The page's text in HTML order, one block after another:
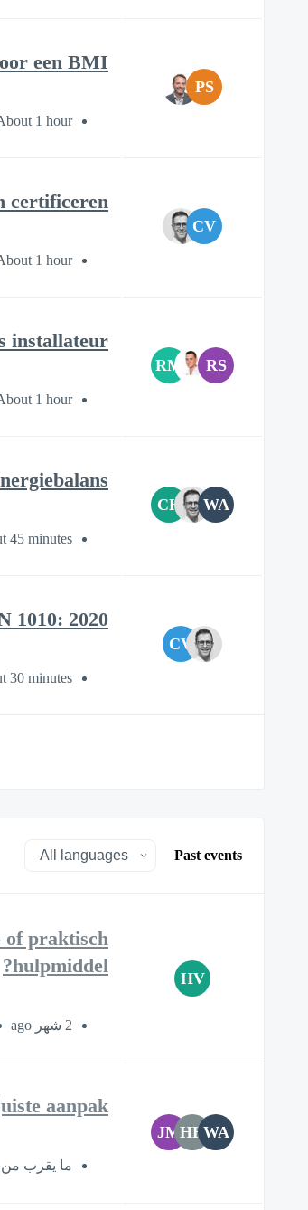
PS
een BMI
1 hour
CV
certificeren
1 hour
RS
RM
1 hour
WA
CH
45 minutes
CV
1010: 2020
30 minutes
Past events
HV
of praktisch
hulpmiddel?
2 شهر ago
WA
HH
JM
aanpak
ما يقرب من 2 سنة ago